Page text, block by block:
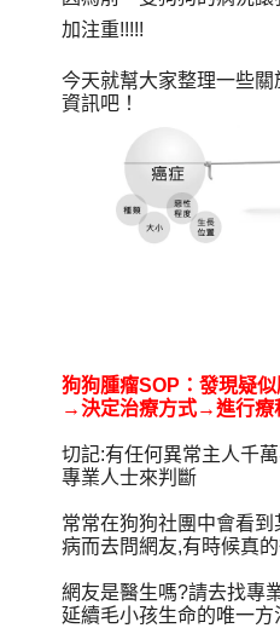
加注重!!!!!
今天就幫大家整理一些關
資訊吧！
狗狗腫瘤SOP：發現疑
→決定治療方式→進行
切記:有任何異常主人千
專業人士來判斷
常常在狗狗社團中會看
病而去問網友,有時候真
網友是醫生嗎?請去找專
延續毛小孩生命的唯一方